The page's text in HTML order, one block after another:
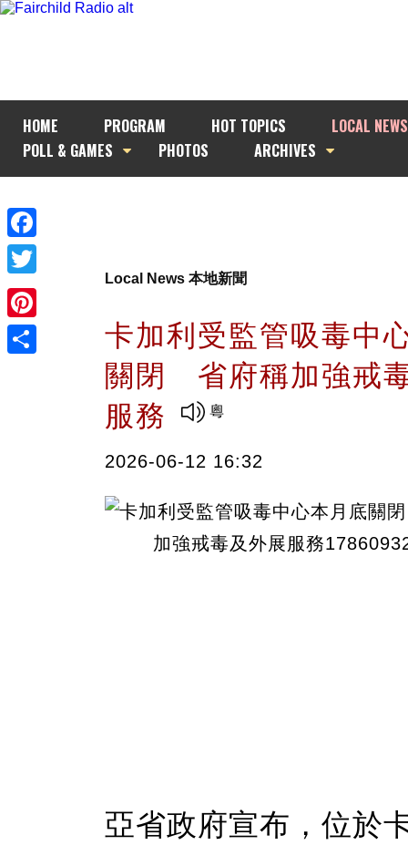
HOME PROGRAM HOT TOPICS
LOCAL NEWS
POLL & GAMES
PHOTOS ARCHIVES
Facebook
Twitter
Pinterest
Local News 本地新聞
卡加利受監管吸毒中
關閉 省府稱加強戒
服務
2026-06-12 16:32
亞省政府宣布，位於